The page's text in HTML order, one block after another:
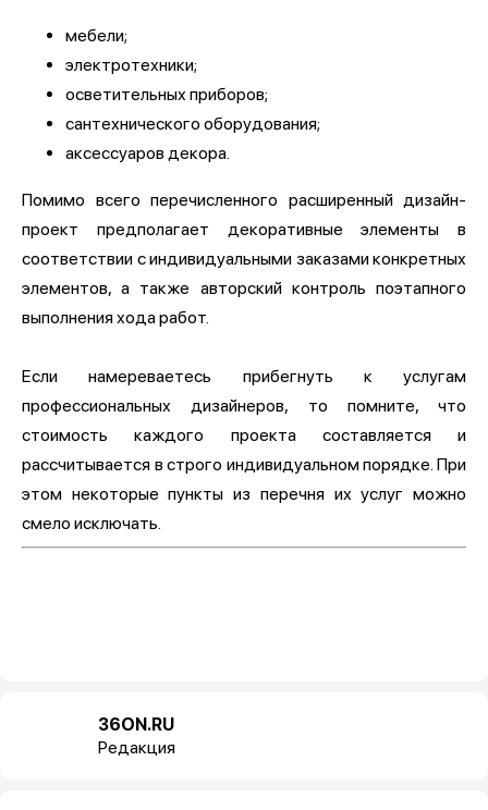
мебели;
электротехники;
осветительных приборов;
сантехнического оборудования;
аксессуаров декора.
Помимо всего перечисленного расширенный дизайн-
проект предполагает декоративные элементы в
соответствии с индивидуальными заказами конкретных
элементов, а также авторский контроль поэтапного
выполнения хода работ.
Если намереваетесь прибегнуть к услугам
профессиональных дизайнеров, то помните, что
стоимость каждого проекта составляется и
рассчитывается в строго индивидуальном порядке. При
этом некоторые пункты из перечня их услуг можно
смело исключать.
36ON.RU
Редакция